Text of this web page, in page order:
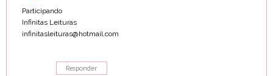
Participando
Infinitas Leituras
infinitasleituras@hotmail.com
Responder